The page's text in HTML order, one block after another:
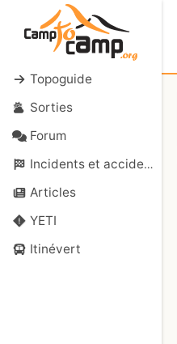
Topoguide
Sorties
Forum
Incidents et accidents
Articles
YETI
Itinévert